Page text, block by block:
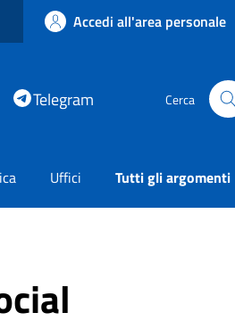
Accedi all'area personale
Telegram Cerca
Uffici Tutti gli argomenti